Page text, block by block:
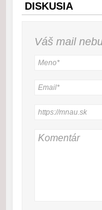
DISKUSIA
Váš mail